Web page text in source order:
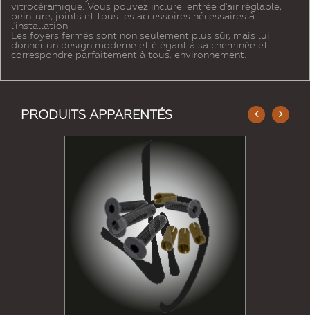
vitrocéramique. Vous pouvez inclure: entrée d'air réglable,
peinture, joints et tous les accessoires nécessaires à
l'installation
Les foyers fermés sont non seulement plus sûr, mais lui
donner un design moderne et élégant à sa cheminée et
correspondre parfaitement à tous. environnement.
PRODUITS APPARENTÉS